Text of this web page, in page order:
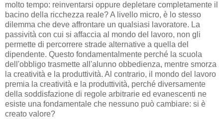
molto tempo: reinventarsi oppure depletare completamente il
bacino della ricchezza reale? A livello micro, è lo stesso
dilemma che deve affrontare un qualsiasi lavoratore. La
passività con cui si affaccia al mondo del lavoro, non gli
permette di percorrere strade alternative a quella del
dipendente. Questo fondamentalmente perché la scuola
dell'obbligo trasmette all'alunno obbedienza, mentre smorza
la creatività e la produttività. Al contrario, il mondo del lavoro
premia la creatività e la produttività, perché diversamente
della soddisfazione di regole arbitrarie ed evanescenti ne
esiste una fondamentale che nessuno può cambiare: si è
creato valore?